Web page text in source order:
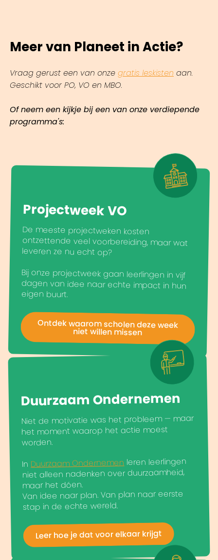
Meer van Planeet in Actie?
Vraag gerust een van onze gratis leskisten aan.
Geschikt voor PO, VO en MBO.
Of neem een kijkje bij een van onze verdiepende
programma's:
Projectweek VO
De meeste projectweken kosten
ontzettende veel voorbereiding, maar wat
leveren ze nu echt op?
Bij onze projectweek gaan leerlingen in vijf
dagen van idee naar echte impact in hun
eigen buurt.
Ontdek waarom scholen deze week
niet willen missen
Duurzaam Ondernemen
Niet de motivatie was het probleem — maar
het moment waarop het actie moest
worden.
InDuurzaam Ondernemen leren leerlingen
niet alleen nadenken over duurzaamheid,
maar het dóen.
Van idee naar plan. Van plan naar eerste
stap in de echte wereld.
Leer hoe je dat voor elkaar krijgt